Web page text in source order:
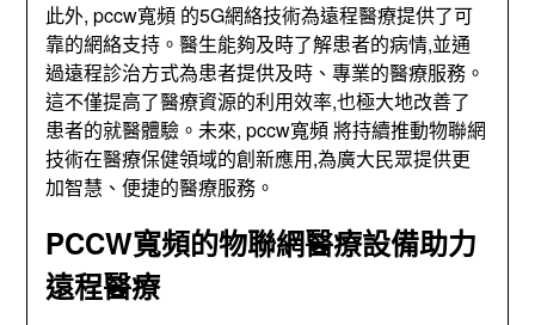
此外, pccw寬頻 的5G網絡技術為遠程醫療提供了可
靠的網絡支持。醫生能夠及時了解患者的病情,並通
過遠程診治方式為患者提供及時、專業的醫療服務。
這不僅提高了醫療資源的利用效率,也極大地改善了
患者的就醫體驗。未來, pccw寬頻 將持續推動物聯網
技術在醫療保健領域的創新應用,為廣大民眾提供更
加智慧、便捷的醫療服務。
PCCW寬頻的物聯網醫療設備助力
遠程醫療